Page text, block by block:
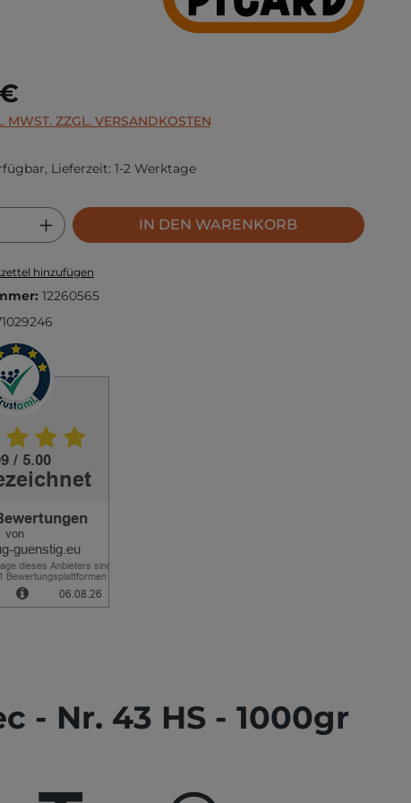
MWST. ZZGL. VERSANDKOSTEN
Lieferzeit: 1-2 Werktage
Anzahl: Gib den gewünschten Wert
IN DEN WARENKORB
hinzufügen
12260565
- Nr. 43 HS - 1000gr